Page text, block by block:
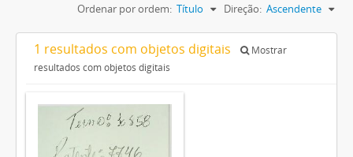
Ordenar por ordem: Título Direção: Ascendente
1 resultados com objetos digitais
Mostrar
resultados com objetos digitais